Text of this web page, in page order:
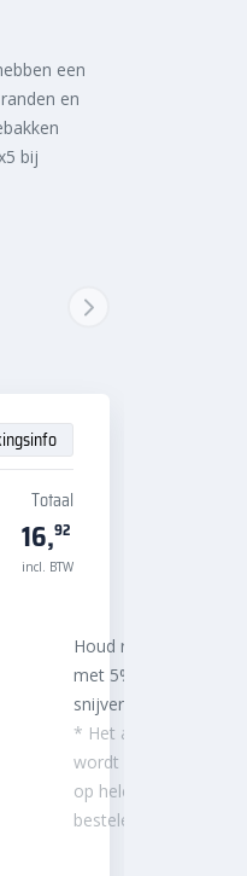
een
en
bij
Totaal
16,92
incl. BTW
Houd rekening
met 5%
snijverlies
* Het aantal m²
wordt afgerond
op hele
besteleenheden.